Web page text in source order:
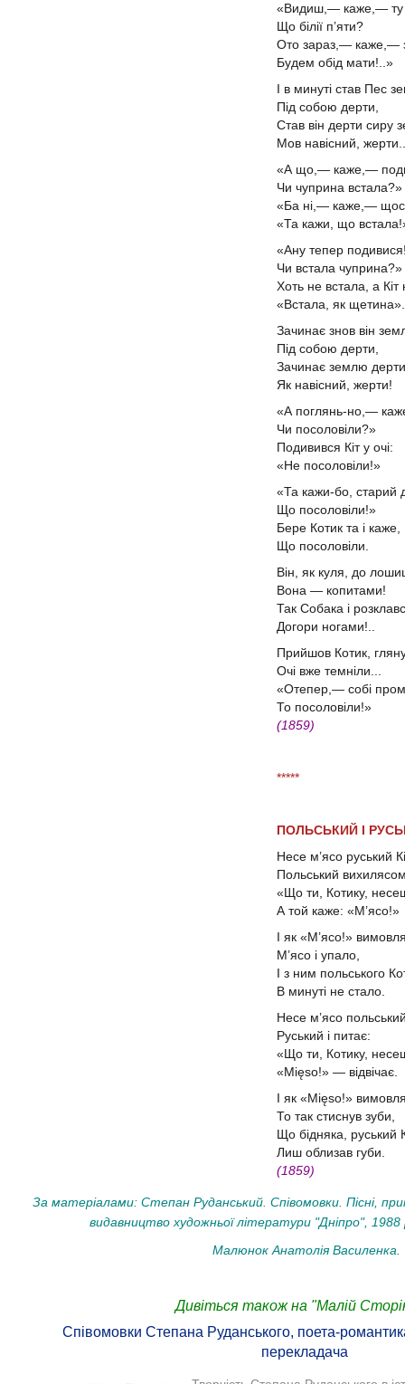
«Видиш,— каже,—
Що білії п’яти?
Ото зараз,— каже,—
Будем обід мати!..»
І в минуті став Пес
Під собою дерти,
Став він дерти сиру
Мов навісний,
«А що,— каже,—
Чи чуприна встала?»
«Ба ні,— каже,—
«Та кажи, що
«Ану тепер
Чи встала чуприна?»
Хоть не встала, а
«Встала, як щетина».
Зачинає знов він
Під собою дерти,
Зачинає землю
Як навісний, жерти!
«А поглянь-но,—
Чи посоловіли?»
Подивився Кіт у очі:
«Не посоловіли!»
«Та кажи-бо, старий
Що посоловіли!»
Бере Котик та і каже,
Що посоловіли.
Він, як куля, до
Вона — копитами!
Так Собака і
Догори ногами!..
Прийшов Котик,
Очі вже темніли...
«Отепер,— собі
То посоловіли!»
(1859)
*****
ПОЛЬСЬКИЙ І
Несе м’ясо руський
Польський
«Що ти, Котику,
А той каже: «М’ясо!»
І як «М’ясо!»
М’ясо і упало,
І з ним польського
В минуті не стало.
Несе м’ясо
Руський і питає:
«Що ти, Котику,
«Mięso!» — відвічає.
І як «Міęsо!»
То так стиснув зуби,
Що бідняка, руський
Лиш облизав губи.
(1859)
За матеріалами: Степан Руданський. Співомовки. Пісні,
видавництво художньої літератури "Дніпро",
Малюнок Анатолія Василенка.
Дивіться також на "Малій
Співомовки Степана Руданського, поета-
перекладача